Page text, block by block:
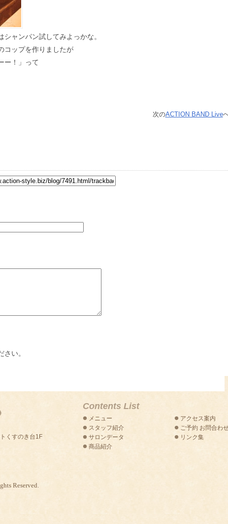
ャンパン試してみよっかな。
コップを作りましたが
ー！」って
次のACTION BAND Live
い。
くすのき台1F
Contents List
メニュー
スタッフ紹介
サロンデータ
商品紹介
アクセス案内
ご予約 お問合わ
リンク集
Reserved.